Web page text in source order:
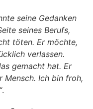
seine Gedanken
seines Berufs,
töten. Er möchte,
verlassen.
gemacht hat. Er
Mensch. Ich bin froh,
“.